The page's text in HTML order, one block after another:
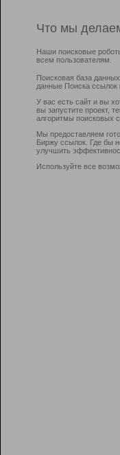
Что мы
Наши поисковые
всем пользователям.
Поисковая база
данные Поиска ссылок
У вас есть сайт и вы
вы запустите проект,
алгоритмы поисковых
Мы предоставляем
Биржу ссылок. Где бы
улучшить
Используйте все